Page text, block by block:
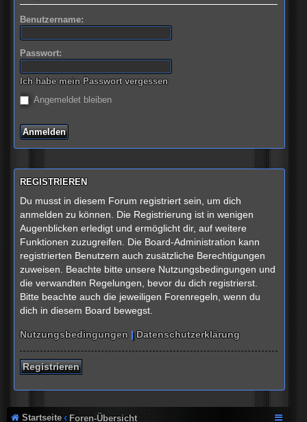
Benutzername:
Passwort:
Ich habe mein Passwort vergessen
Angemeldet bleiben
REGISTRIEREN
Du musst in diesem Forum registriert sein, um dich
anmelden zu können. Die Registrierung ist in wenigen
Augenblicken erledigt und ermöglicht dir, auf weitere
Funktionen zuzugreifen. Die Board-Administration kann
registrierten Benutzern auch zusätzliche Berechtigungen
zuweisen. Beachte bitte unsere Nutzungsbedingungen und
die verwandten Regelungen, bevor du dich registrierst.
Bitte beachte auch die jeweiligen Forenregeln, wenn du
dich in diesem Board bewegst.
Nutzungsbedingungen |Datenschutzerklärung
Registrieren
Startseite Foren-Übersicht